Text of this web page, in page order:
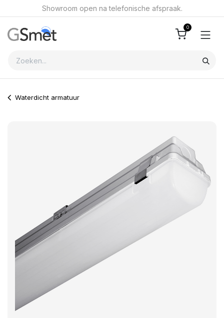
Overslaan naar inhoudShowroom open na telefonische afspraak.
0
Waterdicht armatuur